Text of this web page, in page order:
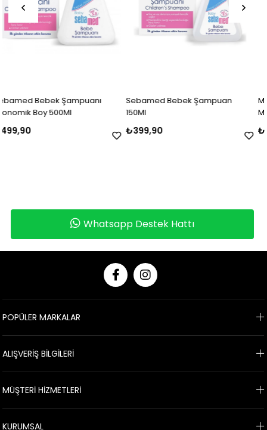
Sebamed Bebek Şampuan
150Ml
Morfose Tuzsuz
Whatsapp Destek Hattı
POPÜLER MARKALAR
ALIŞVERİŞ BİLGİLERİ
MÜŞTERİ HİZMETLERİ
KURUMSAL